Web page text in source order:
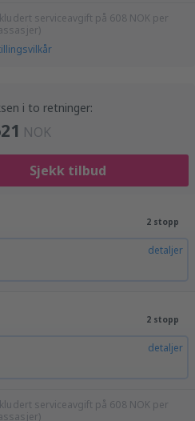
serviceavgift på 608 NOK per
i to retninger:
NOK
Sjekk tilbud
2 stopp
detaljer
2 stopp
detaljer
serviceavgift på 608 NOK per